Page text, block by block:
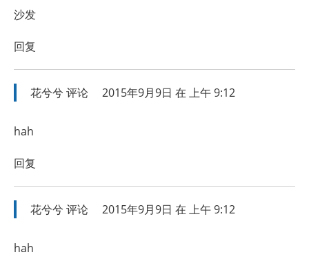
沙发
回复
花兮兮 评论 2015年9月9日 在 上午 9:12
hah
回复
花兮兮 评论 2015年9月9日 在 上午 9:12
hah